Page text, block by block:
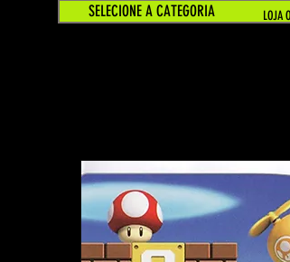
SELECIONE A CATEGORIA LOJA